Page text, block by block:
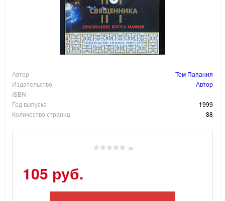
Автор
Том Папания
Издательство
Автор
ISBN
-
Год выпуска
1999
Количество страниц
88
(0)
105 руб.